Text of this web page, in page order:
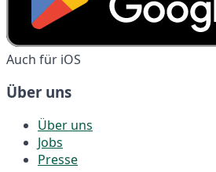
Auch für iOS
Über uns
Über uns
Jobs
Presse